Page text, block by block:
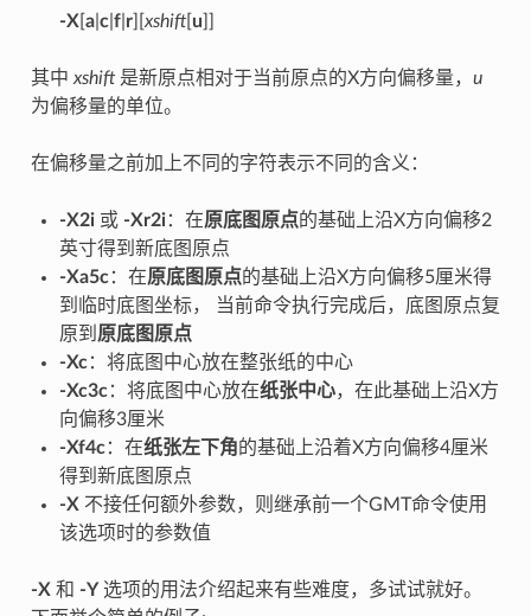
-X[ a| c| f| r][xshift[ u
其中xshift是新原点相对于当前原点的X方向偏移量， u
为偏移量的单位。
在偏移量之前加上不同的字符表示不同的含义：
-X2i或 -Xr2i：在原底图原点的基础上沿X方向偏移2
英寸得到新底图原点
-Xa5c：在原底图原点的基础上沿X方向偏移5厘米得
到临时底图坐标， 当前命令执行完成后，底图原点复
原到 原底图原点
-Xc：将底图中心放在整张纸的中心
-Xc3c：将底图中心放在纸张中心，在此基础上沿X方
向偏移3厘米
-Xf4c：在纸张左下角的基础上沿着X方向偏移4厘米
得到新底图原点
-X不接任何额外参数，则继承前一个GMT命令使用
该选项时的参数值
-X和 -Y选项的用法介绍起来有些难度，多试试就好。